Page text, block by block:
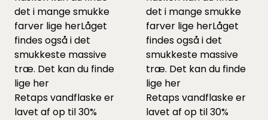
det i mange smukke
farver lige herLåget
findes også i det
smukkeste massive
træ. Det kan du finde
lige her
Retaps vandflaske er
lavet af op til 30%
det i mange smukke
farver lige herLåget
findes også i det
smukkeste massive
træ. Det kan du finde
lige her
Retaps vandflaske er
lavet af op til 30%